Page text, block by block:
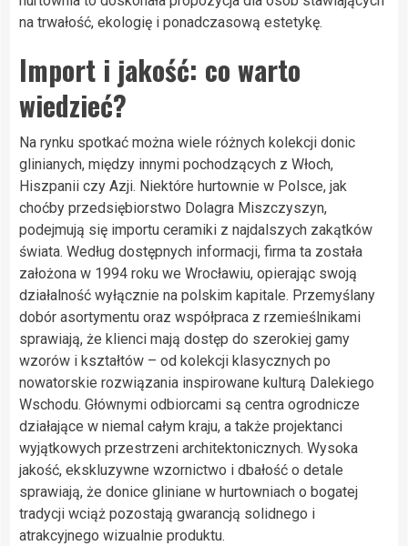
na trwałość, ekologię i ponadczasową estetykę.
Import i jakość: co warto
wiedzieć?
Na rynku spotkać można wiele różnych kolekcji donic
glinianych, między innymi pochodzących z Włoch,
Hiszpanii czy Azji. Niektóre hurtownie w Polsce, jak
choćby przedsiębiorstwo Dolagra Miszczyszyn,
podejmują się importu ceramiki z najdalszych zakątków
świata. Według dostępnych informacji, firma ta została
założona w 1994 roku we Wrocławiu, opierając swoją
działalność wyłącznie na polskim kapitale. Przemyślany
dobór asortymentu oraz współpraca z rzemieślnikami
sprawiają, że klienci mają dostęp do szerokiej gamy
wzorów i kształtów – od kolekcji klasycznych po
nowatorskie rozwiązania inspirowane kulturą Dalekiego
Wschodu. Głównymi odbiorcami są centra ogrodnicze
działające w niemal całym kraju, a także projektanci
wyjątkowych przestrzeni architektonicznych. Wysoka
jakość, ekskluzywne wzornictwo i dbałość o detale
sprawiają, że donice gliniane w hurtowniach o bogatej
tradycji wciąż pozostają gwarancją solidnego i
atrakcyjnego wizualnie produktu.